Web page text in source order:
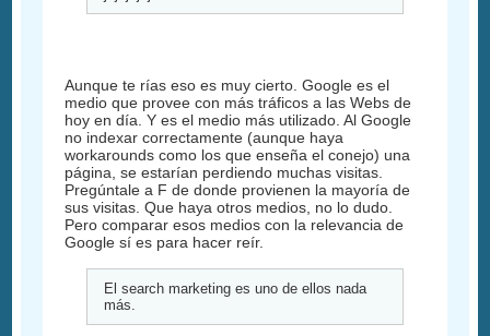
Aunque te rías eso es muy cierto. Google es el
medio que provee con más tráficos a las Webs de
hoy en día. Y es el medio más utilizado. Al Google
no indexar correctamente (aunque haya
workarounds como los que enseña el conejo) una
página, se estarían perdiendo muchas visitas.
Pregúntale a F de donde provienen la mayoría de
sus visitas. Que haya otros medios, no lo dudo.
Pero comparar esos medios con la relevancia de
Google sí es para hacer reír.
El search marketing es uno de ellos nada
más.